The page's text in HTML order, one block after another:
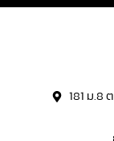
181 ม.8